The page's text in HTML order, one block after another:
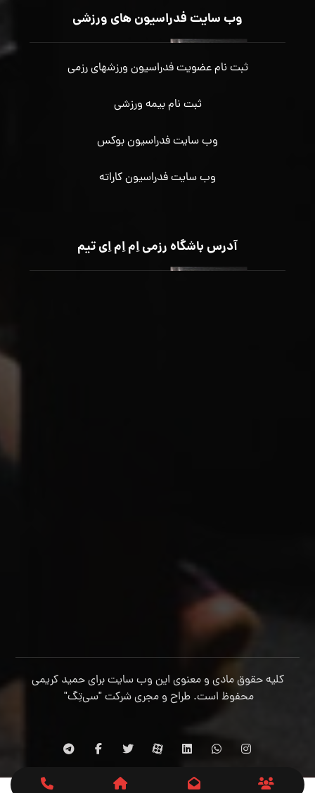
وب سایت فدراسیون های ورزشی
ثبت نام عضویت فدراسیون ورزشهای رزمی
ثبت نام بیمه ورزشی
وب سایت فدراسیون بوکس
وب سایت فدراسیون کاراته
آدرس باشگاه رزمی اِم اِم اِی تیم
کلیه حقوق مادی و معنوی این وب سایت برای حمید کریمی
محفوظ است. طراح و مجری شرکت"سی‌تِگ"